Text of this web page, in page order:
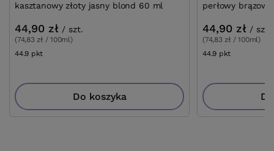
kasztanowy złoty jasny blond 60 ml
44,90 zł / szt.
(74,83 zł / 100ml)
44.9 pkt
Do koszyka
perłowy
44,90 zł / szt.
(74,83 zł / 100ml)
44.9 pkt